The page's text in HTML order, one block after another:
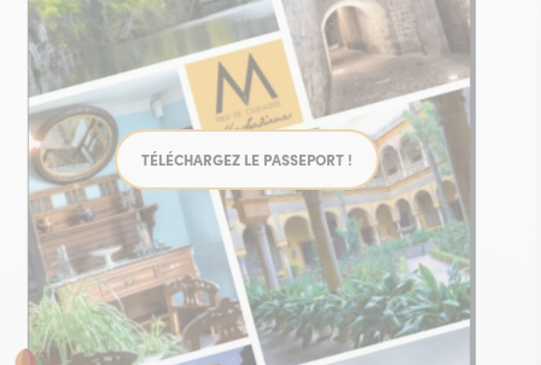
TÉLÉCHARGEZ LE PASSEPORT !